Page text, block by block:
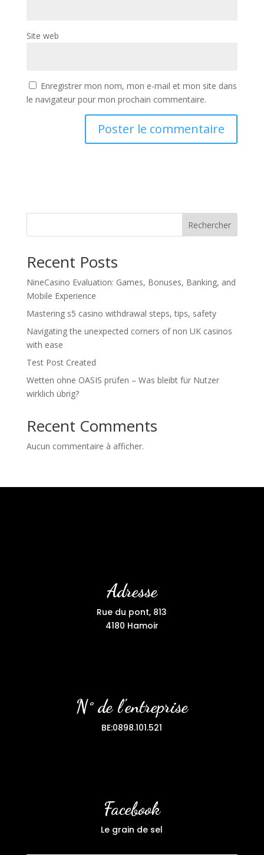
Site web
Enregistrer mon nom, mon e-mail et mon site dans
le navigateur pour mon prochain commentaire.
Rechercher
Recent Posts
NineCasino Evaluation: Games, Bonuses, Banking, and
Mobile Experience
Mastering s5 casino withdrawal steps, tips, safety
Navigating the unexpected corners of non UK casinos
with ease
Test Post Created
Wetten ohne OASIS prüfen – Was bleibt für Nutzer
wirklich übrig?
Recent Comments
Aucun commentaire à afficher.
Adresse
Rue du pont, 813
4180 Hamoir
N° de l'entreprise
BE:0898.101.521
Facebook
Le grain de sel